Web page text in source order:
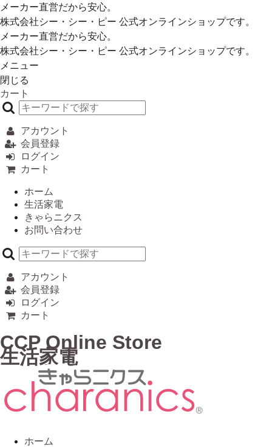
メーカー直営だから安心。
株式会社シー・シー・ピー 公式オンラインショップです。
メーカー直営だから安心。
株式会社シー・シー・ピー 公式オンラインショップです。
メニュー
閉じる
カート
アカウント
会員登録
ログイン
カート
ホーム
生活家電
きゃらニクス
お問い合わせ
アカウント
会員登録
ログイン
カート
CCP Online Store
生活家電
ホーム